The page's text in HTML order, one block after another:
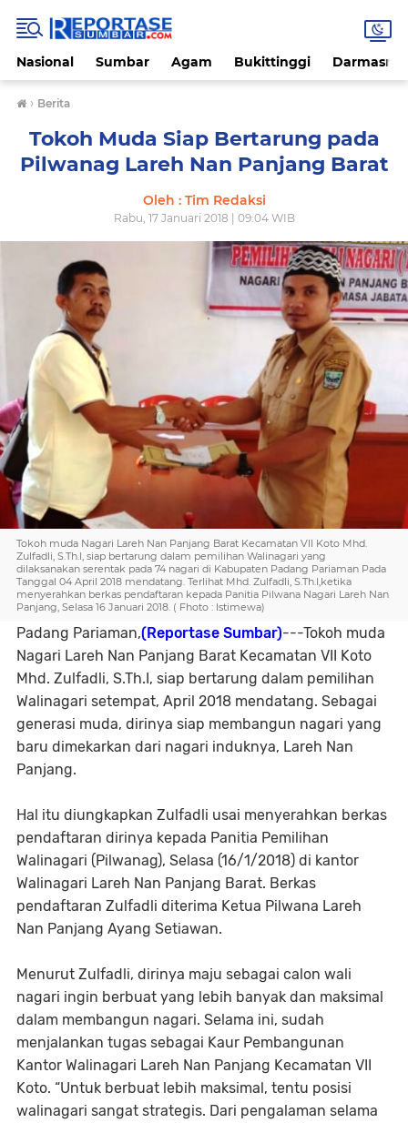
Nasional Sumbar Agam Bukittinggi
› Berita
Tokoh Muda Siap Bertarung pada
Pilwanag Lareh Nan Panjang Barat
Oleh : Tim Redaksi
Rabu, 17 Januari 2018 | 09:04 WIB
Tokoh muda Nagari Lareh Nan Panjang Barat Kecamatan VII Koto Mhd.
Zulfadli, S.Th.I, siap bertarung dalam pemilihan Walinagari yang
dilaksanakan serentak pada 74 nagari di Kabupaten Padang Pariaman Pada
Tanggal 04 April 2018 mendatang. Terlihat Mhd. Zulfadli, S.Th.I,ketika
menyerahkan berkas pendaftaran kepada Panitia Pilwana Nagari Lareh Nan
Panjang, Selasa 16 Januari 2018. ( Fhoto : Istimewa)
Padang Pariaman,(Reportase Sumbar)---Tokoh muda
Nagari Lareh Nan Panjang Barat Kecamatan VII Koto
Mhd. Zulfadli, S.Th.I, siap bertarung dalam pemilihan
Walinagari setempat, April 2018 mendatang. Sebagai
generasi muda, dirinya siap membangun nagari yang
baru dimekarkan dari nagari induknya, Lareh Nan
Panjang.
Hal itu diungkapkan Zulfadli usai menyerahkan berkas
pendaftaran dirinya kepada Panitia Pemilihan
Walinagari (Pilwanag), Selasa (16/1/2018) di kantor
Walinagari Lareh Nan Panjang Barat. Berkas
pendaftaran Zulfadli diterima Ketua Pilwana Lareh
Nan Panjang Ayang Setiawan.
Menurut Zulfadli, dirinya maju sebagai calon wali
nagari ingin berbuat yang lebih banyak dan maksimal
dalam membangun nagari. Selama ini, sudah
menjalankan tugas sebagai Kaur Pembangunan
Kantor Walinagari Lareh Nan Panjang Kecamatan VII
Koto. “Untuk berbuat lebih maksimal, tentu posisi
walinagari sangat strategis. Dari pengalaman selama